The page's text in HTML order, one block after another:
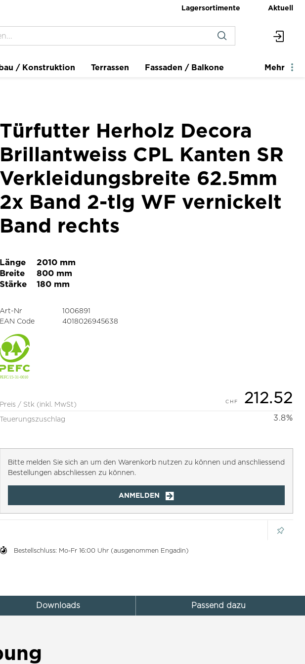
Lagersortimente Aktuell
/ Konstruktion Terrassen Fassaden / Balkone Mehr
Türfutter Herholz Decora
Brillantweiss CPL Kanten SR
Verkleidungsbreite 62.5mm
2x Band 2-tlg WF vernickelt
Band rechts
Länge
2010 mm
Breite
800 mm
Stärke
180 mm
Preis / Stk (inkl. MwSt) 212.52
Teuerungszuschlag 3.8%
Bitte melden Sie sich an um den Warenkorb nutzen zu können und anschliessend
Bestellungen abschliessen zu können.
ANMELDEN
Bestellschluss: Mo-Fr 16:00 Uhr (ausgenommen Engadin)
Art-Nr
1006891
EAN Code
4018026945638
Downloads Passend dazu